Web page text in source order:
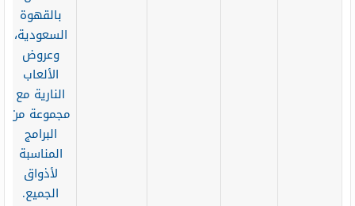
بالقهوة
السعودية،
وعروض
الألعاب
النارية مع
مجموعة من
البرامج
المناسبة
لأذواق
الجميع.